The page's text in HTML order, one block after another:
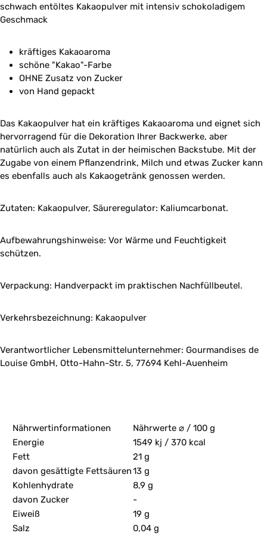
schwach entöltes Kakaopulver mit intensiv schokoladigem
Geschmack
kräftiges Kakaoaroma
schöne "Kakao"-Farbe
OHNE Zusatz von Zucker
von Hand gepackt
Das Kakaopulver hat ein kräftiges Kakaoaroma und eignet sich
hervorragend für die Dekoration Ihrer Backwerke, aber
natürlich auch als Zutat in der heimischen Backstube. Mit der
Zugabe von einem Pflanzendrink, Milch und etwas Zucker kann
es ebenfalls auch als Kakaogetränk genossen werden.
Zutaten: Kakaopulver, Säureregulator: Kaliumcarbonat.
Aufbewahrungshinweise: Vor Wärme und Feuchtigkeit
schützen.
Verpackung: Handverpackt im praktischen Nachfüllbeutel.
Verkehrsbezeichnung: Kakaopulver
Verantwortlicher Lebensmittelunternehmer: Gourmandises de
Louise GmbH, Otto-Hahn-Str. 5, 77694 Kehl-Auenheim
Nährwertinformationen
Nährwerte ⌀ / 100 g
Energie
1549 kj / 370 kcal
Fett
21 g
davon gesättigte Fettsäuren13 g
Kohlenhydrate
8,9 g
davon Zucker
-
Eiweiß
19 g
Salz
0,04 g